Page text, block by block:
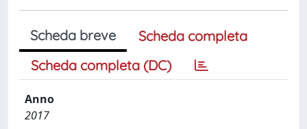
Scheda breve
Scheda completa
Scheda completa (DC)
Anno
2017